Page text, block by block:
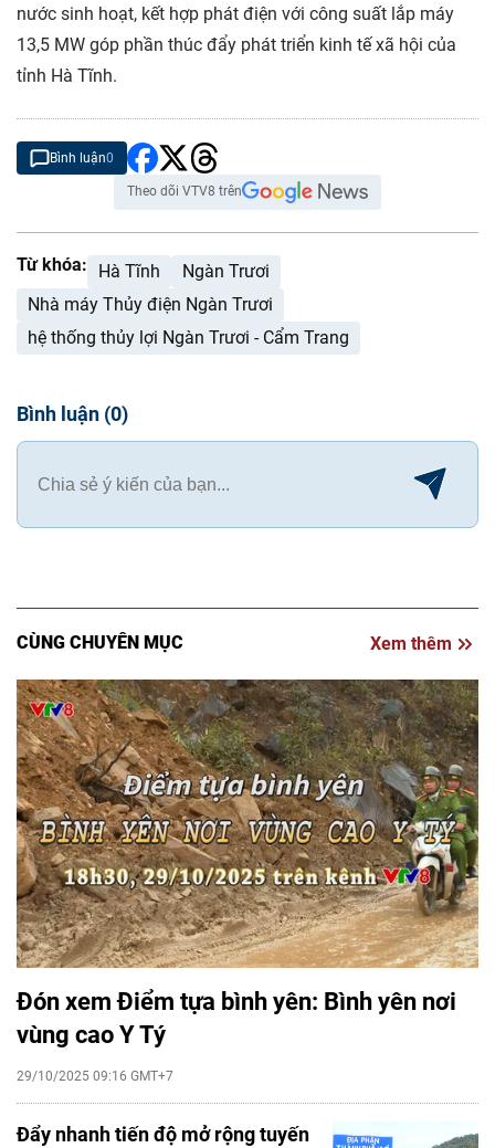
nước sinh hoạt, kết hợp phát điện với công suất lắp máy
13,5 MW góp phần thúc đẩy phát triển kinh tế xã hội của
tỉnh Hà Tĩnh.
Bình luận0
Theo dõi VTV8 trên
Từ khóa: Hà Tĩnh
Ngàn Trươi
Nhà máy Thủy điện Ngàn Trươi
hệ thống thủy lợi Ngàn Trươi - Cẩm Trang
Bình luận (0)
CÙNG CHUYÊN MỤC Xem thêm
Đón xem Điểm tựa bình yên: Bình yên nơi
vùng cao Y Tý
29/10/2025 09:16 GMT+7
Đẩy nhanh tiến độ mở rộng tuyến